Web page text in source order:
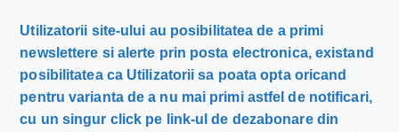
Utilizatorii site-ului au posibilitatea de a primi
newslettere si alerte prin posta electronica, existand
posibilitatea ca Utilizatorii sa poata opta oricand
pentru varianta de a nu mai primi astfel de notificari,
cu un singur click pe link-ul de dezabonare din